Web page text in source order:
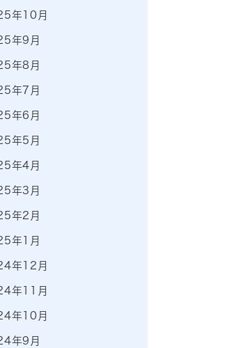
年10月
年9月
年8月
年7月
年6月
年5月
年4月
年3月
年2月
年1月
年12月
年11月
年10月
年9月